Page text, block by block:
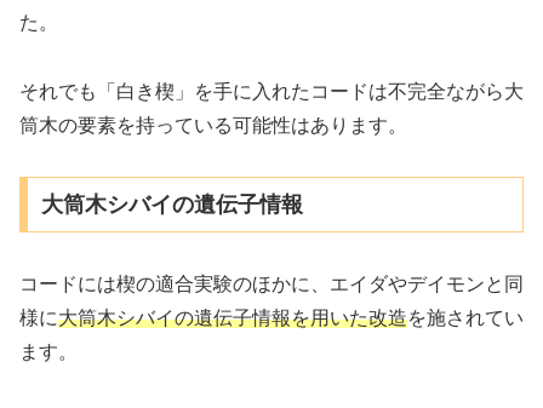
た。
それでも「白き楔」を手に入れたコードは不完全ながら大
筒木の要素を持っている可能性はあります。
大筒木シバイの遺伝子情報
コードには楔の適合実験のほかに、エイダやデイモンと同
様に大筒木シバイの遺伝子情報を用いた改造を施されてい
ます。